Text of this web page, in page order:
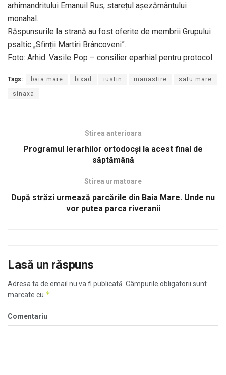
arhimandritului Emanuil Rus, starețul așezământului
monahal.
Răspunsurile la strană au fost oferite de membrii Grupului
psaltic „Sfinții Martiri Brâncoveni”.
Foto: Arhid. Vasile Pop – consilier eparhial pentru protocol
Tags: baia mare bixad iustin manastire satu mare
sinaxa
Stirea anterioara
Programul Ierarhilor ortodocși la acest final de
săptămână
Stirea urmatoare
După străzi urmează parcările din Baia Mare. Unde nu
vor putea parca riveranii
Lasă un răspuns
Adresa ta de email nu va fi publicată. Câmpurile obligatorii sunt
marcate cu *
Comentariu